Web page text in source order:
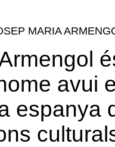
MARIA
avui
espanya